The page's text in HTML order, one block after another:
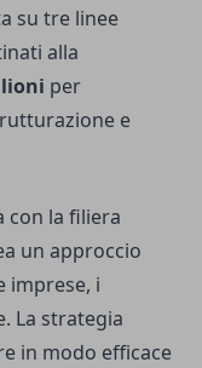
su tre linee
alla
per
e
con la filiera
un approccio
imprese, i
La strategia
in modo efficace